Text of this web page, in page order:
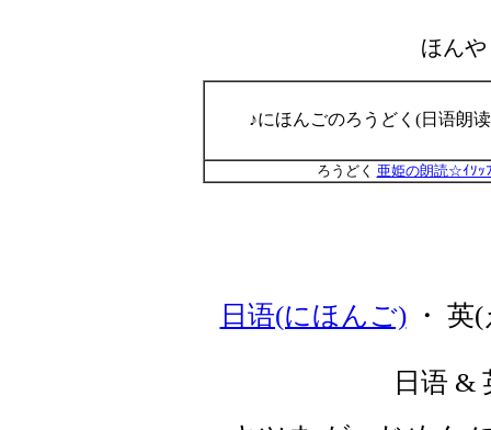
ほん
♪にほんごのろうどく(日语朗
ろうどく 亜姫の朗読☆ｲｿｯ
日语(にほんご)・ 英(
日语 &